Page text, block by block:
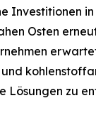
Osten
zu